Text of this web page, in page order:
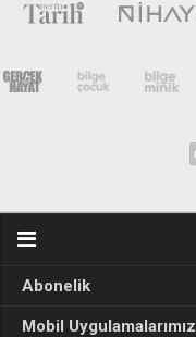
Abonelik
Mobil Uygulamalarımız